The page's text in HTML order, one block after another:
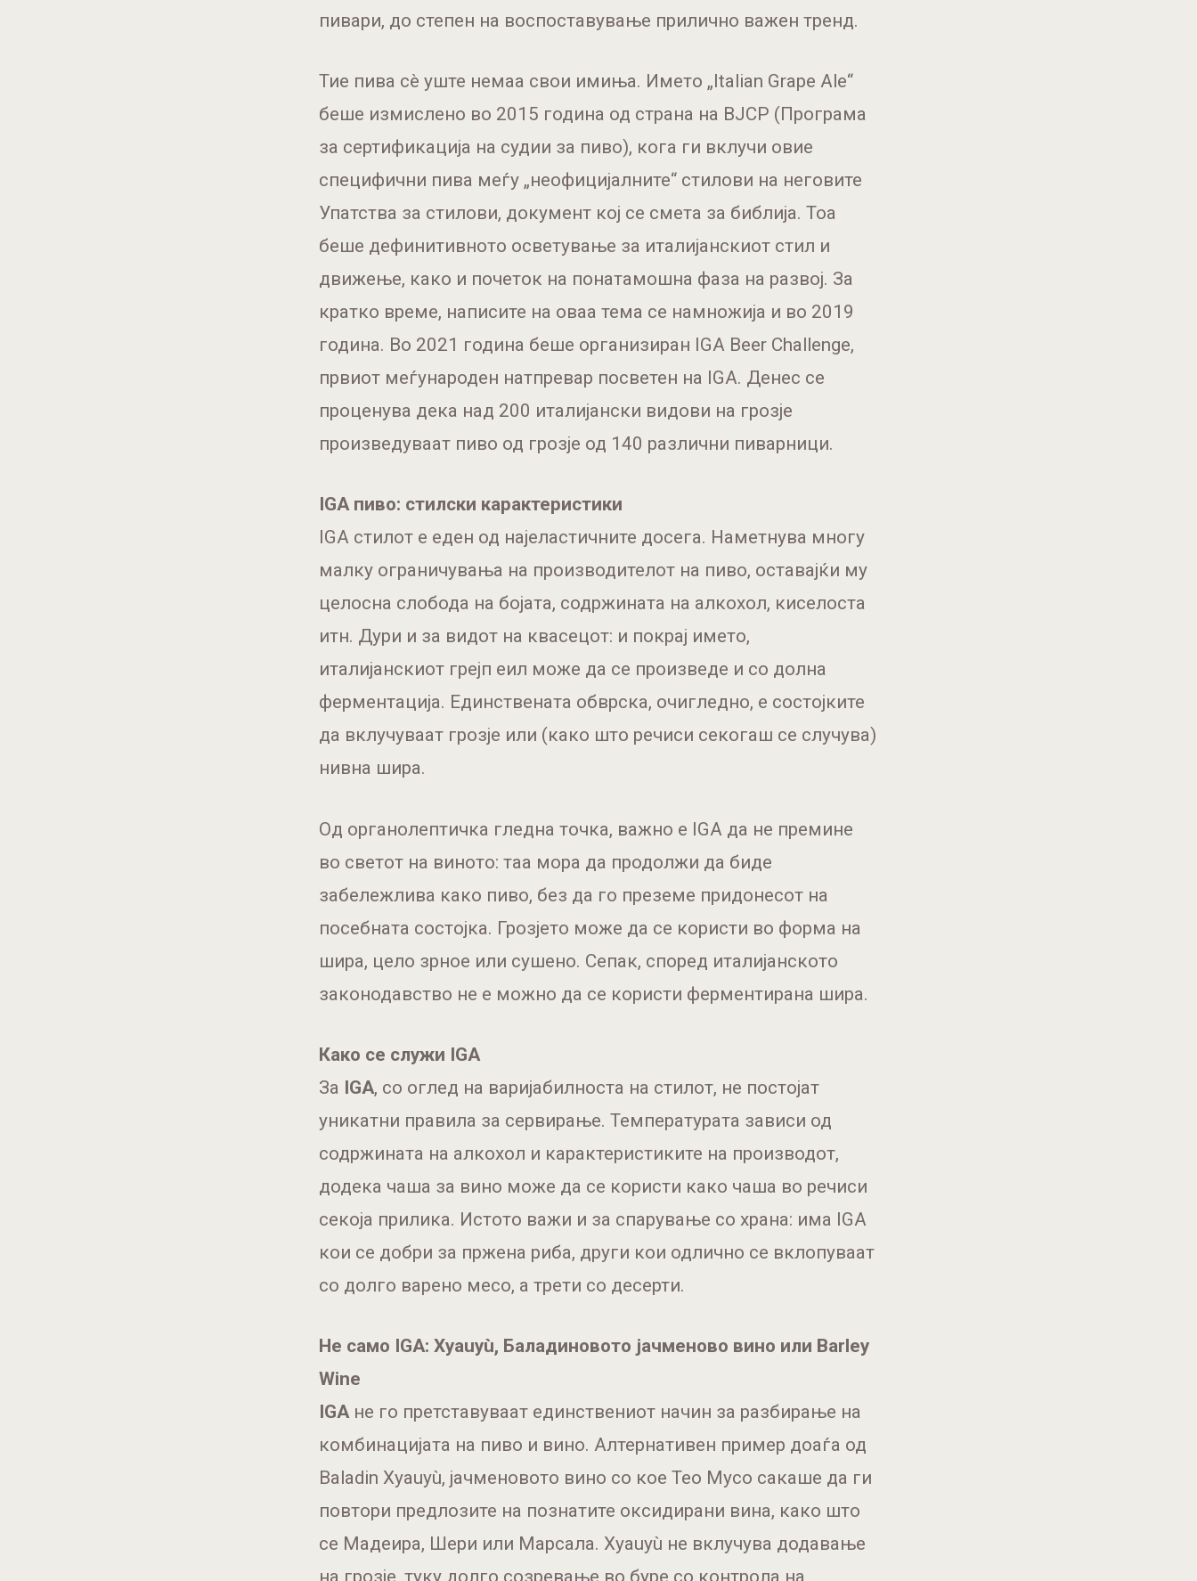
пивари, до степен на воспоставување прилично важен тренд.
Тие пива сè уште немаа свои имиња. Името „Italian Grape Ale“
беше измислено во 2015 година од страна на BJCP (Програма
за сертификација на судии за пиво), кога ги вклучи овие
специфични пива меѓу „неофицијалните“ стилови на неговите
Упатства за стилови, документ кој се смета за библија. Тоа
беше дефинитивното осветување за италијанскиот стил и
движење, како и почеток на понатамошна фаза на развој. За
кратко време, написите на оваа тема се намножија и во 2019
година. Во 2021 година беше организиран IGA Beer Challenge,
првиот меѓународен натпревар посветен на IGA. Денес се
проценува дека над 200 италијански видови на грозје
произведуваат пиво од грозје од 140 различни пиварници.
IGA пиво: стилски карактеристики
IGA стилот е еден од најеластичните досега. Наметнува многу
малку ограничувања на производителот на пиво, оставајќи му
целосна слобода на бојата, содржината на алкохол, киселоста
итн. Дури и за видот на квасецот: и покрај името,
италијанскиот грејп еил може да се произведе и со долна
ферментација. Единствената обврска, очигледно, е состојките
да вклучуваат грозје или (како што речиси секогаш се случува)
нивна шира.
Од органолептичка гледна точка, важно е IGA да не премине
во светот на виното: таа мора да продолжи да биде
забележлива како пиво, без да го преземе придонесот на
посебната состојка. Грозјето може да се користи во форма на
шира, цело зрное или сушено. Сепак, според италијанското
законодавство не е можно да се користи ферментирана шира.
Како се служи IGA
За IGA, со оглед на варијабилноста на стилот, не постојат
уникатни правила за сервирање. Температурата зависи од
содржината на алкохол и карактеристиките на производот,
додека чаша за вино може да се користи како чаша во речиси
секоја прилика. Истото важи и за спарување со храна: има IGA
кои се добри за пржена риба, други кои одлично се вклопуваат
со долго варено месо, а трети со десерти.
Не само IGA: Xyauyù, Баладиновото јачменово вино или Barley
Wine
IGAне го претставуваат единствениот начин за разбирање на
комбинацијата на пиво и вино. Алтернативен пример доаѓа од
Baladin Xyauyù, јачменовото вино со кое Тео Мусо сакаше да ги
повтори предлозите на познатите оксидирани вина, како што
се Мадеира, Шери или Марсала. Xyauyù не вклучува додавање
на грозје, туку долго созревање во буре со контрола на